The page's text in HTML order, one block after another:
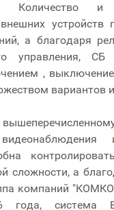
Количество и
устройств
а благодаря
управления,
,
вариантов
видеонаблюдения
сложности, а
компаний
года, система